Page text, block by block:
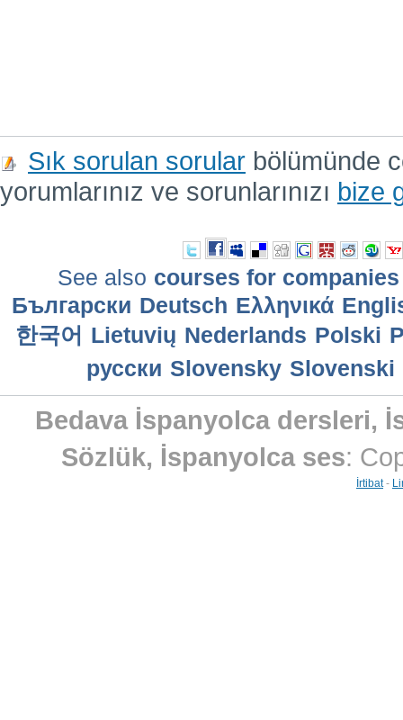
Sık sorulan sorular bölümünde
yorumlarınız ve sorunlarınızı bize
See also courses for companies
Български Deutsch Ελληνικά
한국어 Lietuvių Nederlands Polski
русски Slovensky Slovenski
Bedava İspanyolca dersleri,
Sözlük, İspanyolca ses:
İrtibat-